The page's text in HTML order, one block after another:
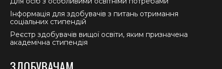
Інформація для здобувачів з питань отримання
соціальних стипендій
Реєстр здобувачів вищої освіти, яким призначена
академічна стипендія